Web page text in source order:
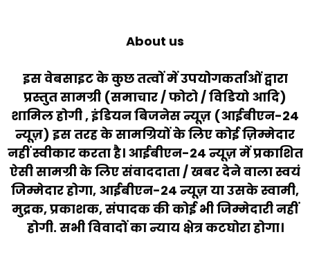
About us
इस वेबसाइट के कुछ तत्वों में उपयोगकर्ताओं द्वारा
प्रस्तुत सामग्री (समाचार / फोटो / विडियो आदि)
शामिल होगी , इंडियन बिजनेस न्यूज़ (आईबीएन-24
न्यूज़) इस तरह के सामग्रियों के लिए कोई ज़िम्मेदार
नहीं स्वीकार करता है। आईबीएन-24 न्यूज़ में प्रकाशित
ऐसी सामग्री के लिए संवाददाता / खबर देने वाला स्वयं
जिम्मेदार होगा, आईबीएन-24 न्यूज़ या उसके स्वामी,
मुद्रक, प्रकाशक, संपादक की कोई भी जिम्मेदारी नहीं
होगी. सभी विवादों का न्याय क्षेत्र कटघोरा होगा।